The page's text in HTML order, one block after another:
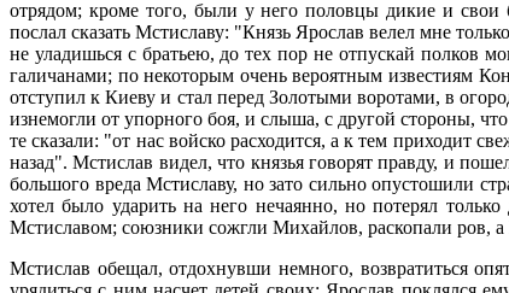
отрядом; кроме того, были у него половцы дикие и свои
послал сказать Мстиславу: "Князь Ярослав велел мне
не уладишься с братьею, до тех пор не отпускай полков
галичанами; по некоторым очень вероятным известиям
отступил к Киеву и стал перед Золотыми воротами, в
изнемогли от упорного боя, и слыша, с другой стороны,
те сказали: "от нас войско расходится, а к тем приходит
назад". Мстислав видел, что князья говорят правду, и
большого вреда Мстиславу, но зато сильно опустошили
хотел было ударить на него нечаянно, но потерял
Мстиславом; союзники сожгли Михайлов, раскопали ров, а
Мстислав обещал, отдохнувши немного, возвратиться